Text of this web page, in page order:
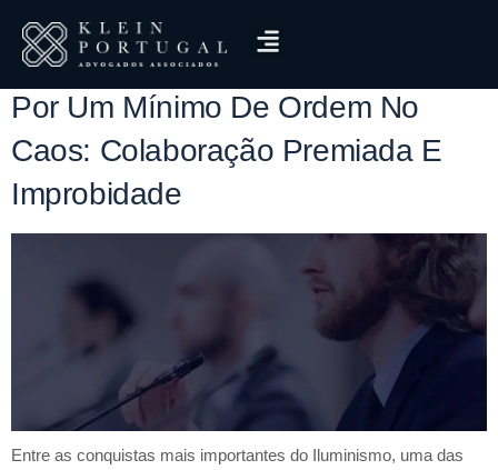
Tag:Delatores
Por Um Mínimo De Ordem No
Caos: Colaboração Premiada E
Improbidade
Entre as conquistas mais importantes do Iluminismo, uma das